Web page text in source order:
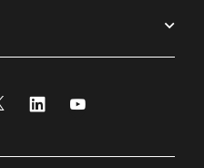
nueva
ventana nueva
Twitter
una ventana nueva
Linkedin
Abre una ventana nueva
Abre una ventana